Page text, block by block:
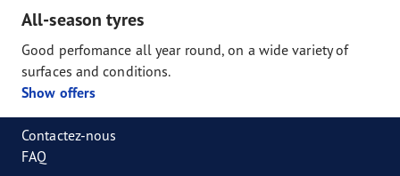
All-season tyres
Good perfomance all year round, on a wide variety of
surfaces and conditions.
Show offers
Contactez-nous
FAQ